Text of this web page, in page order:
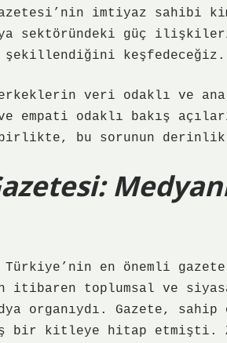
Gazetesi’nin imtiyaz
sektöründeki güç
keşfedeceğiz.
erkeklerin veri odaklı ve
empati odaklı bakış
birlikte, bu sorunun
Türkiye’nin en önemli
itibaren toplumsal ve
organıydı. Gazete,
bir kitleye hitap etmişti.